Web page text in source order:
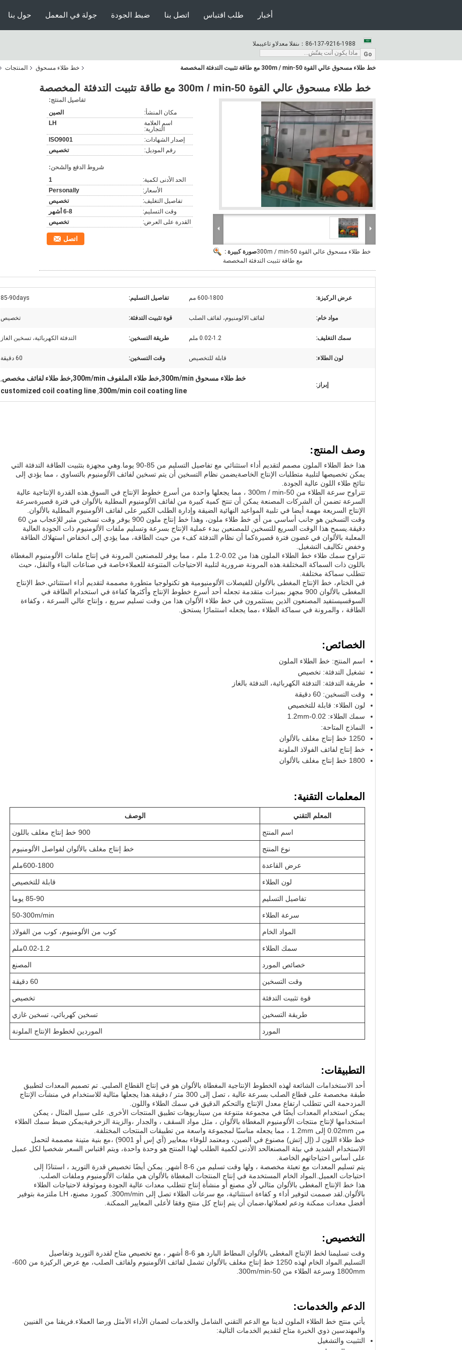
حول بنا جولة في المعمل ضبط الجودة اتصل بنا طلب اقتباس أخبار
المبيعات والدعم الفنى： 86-137-9216-1988
Go
المنتجات خط طلاء مسحوق خط طلاء مسحوق عالي القوة 50-300m / min مع طاقة تثبيت التدفئة المخصصة
خط طلاء مسحوق عالي القوة 50-300m / min مع طاقة تثبيت التدفئة المخصصة
صورة كبيرة :خط طلاء مسحوق عالي القوة 50-300m / min
مع طاقة تثبيت التدفئة المخصصة
تفاصيل المنتج:
مكان المنشأ:
الصين
اسم العلامة
التجارية:
LH
إصدار الشهادات:
ISO9001
رقم الموديل:
تخصيص
شروط الدفع والشحن:
الحد الأدنى لكمية:
1
الأسعار:
Personally
تفاصيل التغليف:
تخصيص
وقت التسليم:
6-8 أشهر
القدرة على العرض:
تخصيص
اتصل
عرض الركيزة: 600-1800 مم تفاصيل التسليم: 85-90days
مواد خام: لفائف الالومنيوم، لفائف الصلب قوة تثبيت التدفئة: تخصيص
سمك التغليف: 0.02-1.2 ملم طريقة التسخين: التدفئة الكهربائية، تسخين الغاز
لون الطلاء: قابلة للتخصيص وقت التسخين: 60 دقيقة
إبراز:
خط طلاء مسحوق 300m/min,خط طلاء الملفوف 300m/min,خط طلاء لفائف مخصص ,
300m/min coil coating line
,
customized coil coating line
وصف المنتج:
هذا خط الطلاء الملون مصمم لتقديم أداء استثنائي مع تفاصيل التسليم من 85-90 يوما.وهي مجهزة بتثبيت الطاقة التدفئة التي
يمكن تخصيصها لتلبية متطلبات الإنتاج الخاصةيضمن نظام التسخين أن يتم تسخين لفائف الألومنيوم بالتساوي ، مما يؤدي إلى
نتائج طلاء اللون عالية الجودة.
تتراوح سرعة الطلاء من 50-300m / min ، مما يجعلها واحدة من أسرع خطوط الإنتاج في السوق.هذه القدرة الإنتاجية عالية
السرعة تضمن أن الشركات المصنعة يمكن أن تنتج كمية كبيرة من لفائف الألومنيوم المطلية بالألوان في فترة قصيرةسرعة
الإنتاج السريعة مهمة أيضا في تلبية المواعيد النهائية الضيقة وإدارة الطلب الكبير على لفائف الألومنيوم المطلية بالألوان.
وقت التسخين هو جانب أساسي من أي خط طلاء ملون، وهذا خط إنتاج ملون 900 يوفر وقت تسخين مثير للإعجاب من 60
دقيقة.يسمح هذا الوقت السريع للتسخين للمصنعين ببدء عملية الإنتاج بسرعة وتسليم ملفات الألومنيوم ذات الجودة العالية
المعلبة بالألوان في غضون فترة قصيرةكما أن نظام التدفئة كفء من حيث الطاقة، مما يؤدي إلى انخفاض استهلاك الطاقة
وخفض تكاليف التشغيل.
تتراوح سمك طلاء خط الطلاء الملون هذا من 0.02-1.2 ملم ، مما يوفر للمصنعين المرونة في إنتاج ملفات الألومنيوم المغطاة
باللون ذات السماكة المختلفة.هذه المرونة ضرورية لتلبية الاحتياجات المتنوعة للعملاءخاصة في صناعات البناء والنقل، حيث
تتطلب سماكة مختلفة.
في الختام، خط الإنتاج المغطى بالألوان للفيصلات الألومنيومية هو تكنولوجيا متطورة مصممة لتقديم أداء استثنائي.خط الإنتاج
المغطى بالألوان 900 مجهز بميزات متقدمة تجعله أحد أسرع خطوط الإنتاج وأكثرها كفاءة في استخدام الطاقة في
السوقسيستفيد المصنعون الذين يستثمرون في خط طلاء الألوان هذا من وقت تسليم سريع ، وإنتاج عالي السرعة ، وكفاءة
الطاقة ، والمرونة في سماكة الطلاء ،مما يجعله استثمارًا يستحق.
الخصائص:
اسم المنتج: خط الطلاء الملون
تشغيل التدفئة: تخصيص
طريقة التدفئة: التدفئة الكهربائية، التدفئة بالغاز
وقت التسخين: 60 دقيقة
لون الطلاء: قابلة للتخصيص
سمك الطلاء: 0.02-1.2mm
النماذج المتاحة:
1250 خط إنتاج مغلف بالألوان
خط إنتاج لفائف الفولاذ الملونة
1800 خط إنتاج مغلف بالألوان
المعلمات التقنية:
المعلم التقني الوصف
اسم المنتج 900 خط إنتاج مغلف باللون
نوع المنتج خط إنتاج مغلف بالألوان لفواصل الألومنيوم
عرض القاعدة 600-1800ملم
لون الطلاء قابلة للتخصيص
تفاصيل التسليم 85-90 يوما
سرعة الطلاء 50-300m/min
المواد الخام كوب من الألومنيوم، كوب من الفولاذ
سمك الطلاء 0.02-1.2ملم
خصائص المورد المصنع
وقت التسخين 60 دقيقة
قوة تثبيت التدفئة تخصيص
طريقة التسخين تسخين كهربائي، تسخين غازي
المورد الموردين لخطوط الإنتاج الملونة
التطبيقات:
أحد الاستخدامات الشائعة لهذه الخطوط الإنتاجية المغطاة بالألوان هو في إنتاج القطاع الصلبي. تم تصميم المعدات لتطبيق
طبقة مخصصة على قطاع الصلب بسرعة عالية ، تصل إلى 300 متر / دقيقة.هذا يجعلها مثالية للاستخدام في منشآت الإنتاج
المزدحمة التي تتطلب ارتفاع معدل الإنتاج والتحكم الدقيق في سمك الطلاء واللون.
يمكن استخدام المعدات أيضًا في مجموعة متنوعة من سيناريوهات تطبيق المنتجات الأخرى. على سبيل المثال ، يمكن
استخدامها لإنتاج منتجات الألومنيوم المغطاة بالألوان ، مثل مواد السقف ، والجدار ،والزينة الزخرفيةيمكن ضبط سمك الطلاء
من 0.02mm إلى 1.2mm ، مما يجعله مناسبًا لمجموعة واسعة من تطبيقات المنتجات المختلفة.
خط طلاء اللون لـ (إل إتش) مصنوع في الصين، ومعتمد للوفاء بمعايير (آي إس أو 9001) ،مع بنية متينة مصممة لتحمل
الاستخدام الشديد في بيئة المصنعالحد الأدنى لكمية الطلب لهذا المنتج هو وحدة واحدة، ويتم اقتباس السعر شخصيا لكل عميل
على أساس احتياجاتهم الخاصة.
يتم تسليم المعدات مع تعبئة مخصصة ، ولها وقت تسليم من 6-8 أشهر. يمكن أيضًا تخصيص قدرة التوريد ، استنادًا إلى
احتياجات العميل.المواد الخام المستخدمة في إنتاج المنتجات المغطاة بالألوان هي ملفات الألومنيوم وملفات الصلب.
هذا خط الإنتاج المغطى بالألوان مثالي لأي مصنع أو منشأة إنتاج تتطلب معدات عالية الجودة وموثوقة لاحتياجات الطلاء
بالألوان.لقد صممت لتوفير أداء و كفاءة استثنائية، مع سرعات الطلاء تصل إلى 300m/min. كمورد مصنع، LH ملتزمة بتوفير
أفضل معدات ممكنة ودعم لعملائها،ضمان أن يتم إنتاج كل منتج وفقا لأعلى المعايير الممكنة.
التخصيص:
وقت تسليمنا لخط الإنتاج المغطى بالألوان المطاط البارد هو 6-8 أشهر ، مع تخصيص متاح لقدرة التوريد وتفاصيل
التسليم.المواد الخام لهذه 1250 خط إنتاج مغلف بالألوان تشمل لفائف الألومنيوم ولفائف الصلب، مع عرض الركيزة من 600-
1800mm وسرعة الطلاء من 50-300m/min.
الدعم والخدمات:
يأتي منتج خط الطلاء الملون لدينا مع الدعم التقني الشامل والخدمات لضمان الأداء الأمثل ورضا العملاء.فريقنا من الفنيين
والمهندسين ذوي الخبرة متاح لتقديم الخدمات التالية:
التثبيت والتشغيل